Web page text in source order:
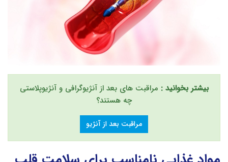
بیشتر بخوانید : مراقبت های بعد از آنژیوگرافی و آنژیوپلاستی
چه هستند؟
مراقبت بعد از آنژیو